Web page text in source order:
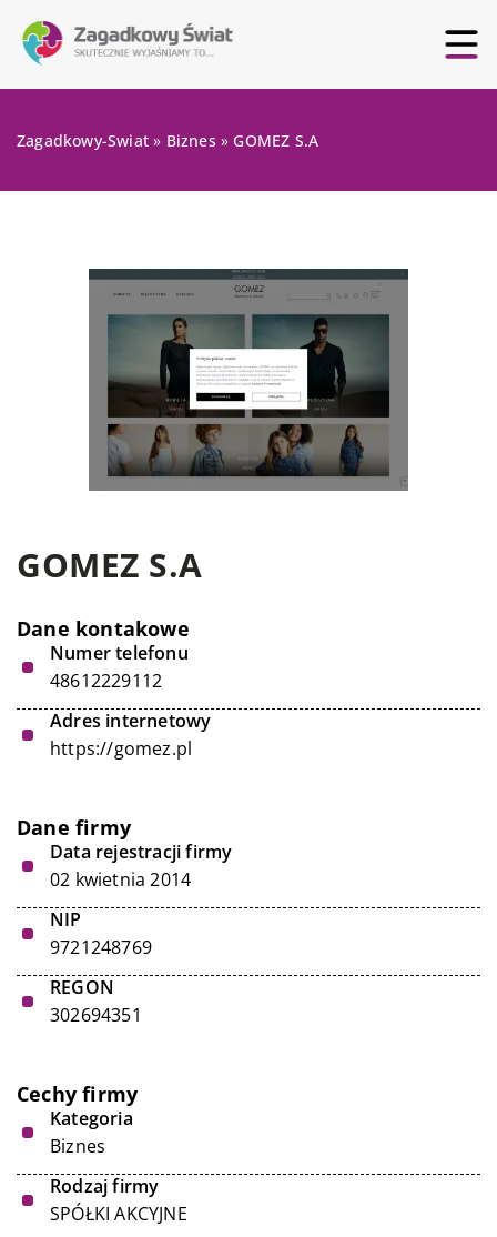
Zagadkowy-Swiat » Biznes »GOMEZ S.A
GOMEZ S.A
Dane kontakowe
Numer telefonu
48612229112
Adres internetowy
https://gomez.pl
Dane firmy
Data rejestracji firmy
02 kwietnia 2014
NIP
9721248769
REGON
302694351
Cechy firmy
Kategoria
Biznes
Rodzaj firmy
SPÓŁKI AKCYJNE